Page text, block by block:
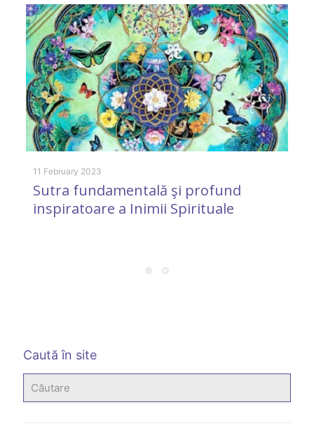
11 February 2023
Sutra fundamentală şi profund
inspiratoare a Inimii Spirituale
Caută în site